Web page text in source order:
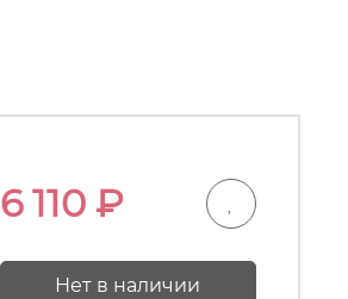
6 110₽
Нет в наличии